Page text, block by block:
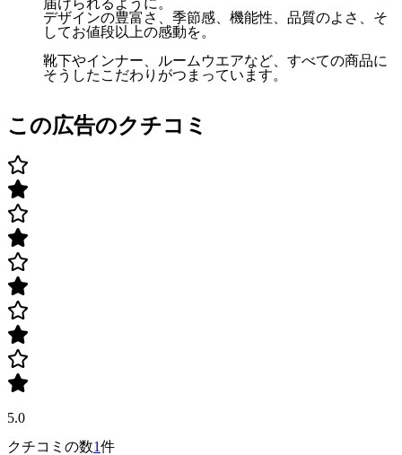
デザインの豊富さ、季節感、機能性、品質のよさ、そ
してお値段以上の感動を。
靴下やインナー、ルームウエアなど、すべての商品に
そうしたこだわりがつまっています。
この広告のクチコミ
5.0
クチコミの数1件